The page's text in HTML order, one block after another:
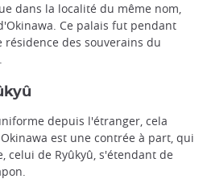
dans la localité du même nom,
Ce palais fut pendant
des souverains du
depuis l'étranger, cela
est une contrée à part, qui
celui de Ryûkyû, s'étendant de